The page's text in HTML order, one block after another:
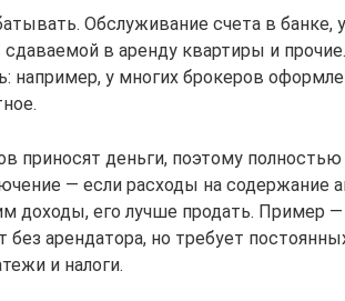
Обслуживание счета в банке,
в аренду квартиры и
например, у многих брокеров
приносят деньги, поэтому
— если расходы на содержание
доходы, его лучше продать. Пример
без арендатора, но требует
и налоги.